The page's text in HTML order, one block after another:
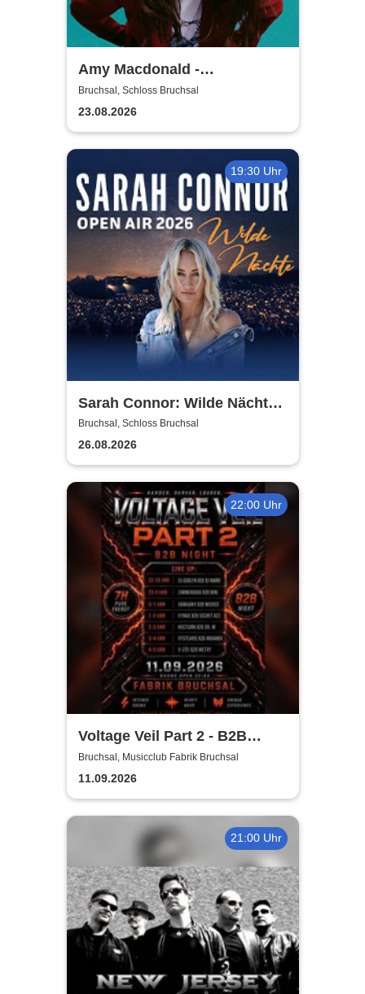
Amy Macdonald -
Sommershows 2026
Bruchsal, Schloss Bruchsal
23.08.2026
19:30 Uhr
Sarah Connor: Wilde Nächte -
Open Air 2026
Bruchsal, Schloss Bruchsal
26.08.2026
22:00 Uhr
Voltage Veil Part 2 - B2B
Night | Musicclub Fabrik
Bruchsal
Bruchsal, Musicclub Fabrik Bruchsal
11.09.2026
21:00 Uhr